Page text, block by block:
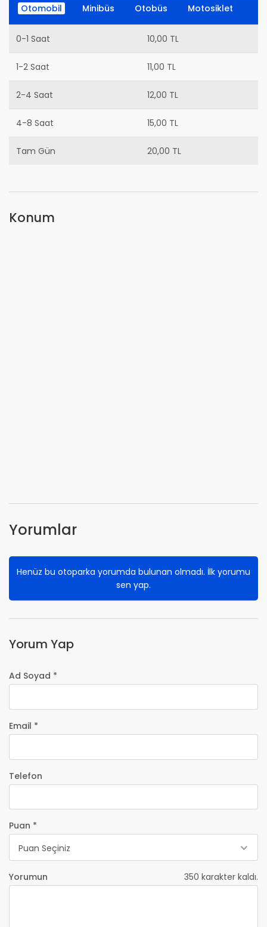
Otomobil Minibüs Otobüs Motosiklet
0-1 Saat 10,00 TL
1-2 Saat 11,00 TL
2-4 Saat 12,00 TL
4-8 Saat 15,00 TL
Tam Gün 20,00 TL
Konum
Yorumlar
Henüz bu otoparka yorumda bulunan olmadı. İlk yorumu
sen yap.
Yorum Yap
Ad Soyad *
Email *
Telefon
Puan *
Puan Seçiniz
Yorumun 350 karakter kaldı.